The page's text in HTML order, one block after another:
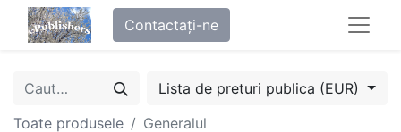
Contactați-ne
Lista de preturi publica (EUR)
Toate produsele
Generalul